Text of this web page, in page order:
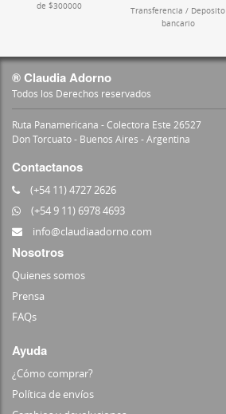
de $300000
Transferencia / Deposito
bancario
® Claudia Adorno
Todos los Derechos reservados
Ruta Panamericana - Colectora Este 26527
Don Torcuato - Buenos Aires - Argentina
Contactanos
(+54 11) 4727 2626
(+54 9 11) 6978 4693
info@claudiaadorno.com
Nosotros
Quienes somos
Prensa
FAQs
Ayuda
¿Cómo comprar?
Política de envíos